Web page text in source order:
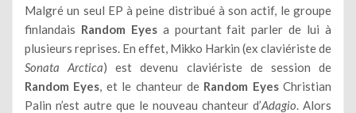
Malgré un seul EP à peine distribué à son actif, le groupe
finlandais Random Eyesa pourtant fait parler de lui à
plusieurs reprises. En effet, Mikko Harkin (ex claviériste de
Sonata Arctica) est devenu claviériste de session de
Random Eyes, et le chanteur de Random EyesChristian
Palin n’est autre que le nouveau chanteur d’Adagio. Alors